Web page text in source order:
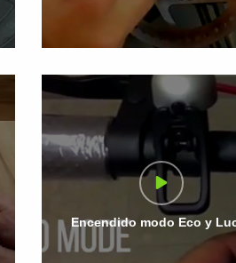
Encendido modo Eco y